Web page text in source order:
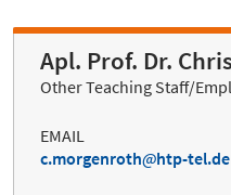
Apl. Prof. Dr.
Other Teaching Staff/
EMAIL
c.morgenroth
htp-tel.de